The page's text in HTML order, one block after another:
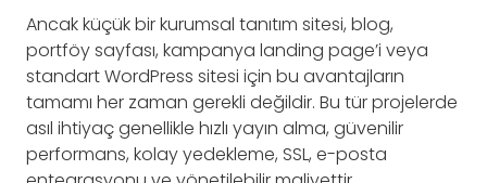
Ancak küçük bir kurumsal tanıtım sitesi, blog,
portföy sayfası, kampanya landing page’i veya
standart WordPress sitesi için bu avantajların
tamamı her zaman gerekli değildir. Bu tür projelerde
asıl ihtiyaç genellikle hızlı yayın alma, güvenilir
performans, kolay yedekleme, SSL, e-posta